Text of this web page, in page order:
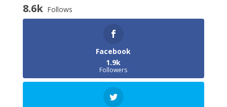
8.6k Follows
Facebook
1.9k
Followers